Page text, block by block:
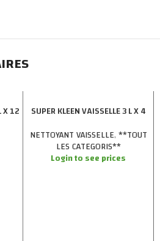
X 12
SUPER KLEEN VAISSELLE 3 L X 4
NETTOYANT VAISSELLE,**TOUT
LES CATEGORIS**
Login to see prices